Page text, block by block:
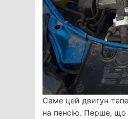
Саме цей двигун
на пенсію. Перше, що